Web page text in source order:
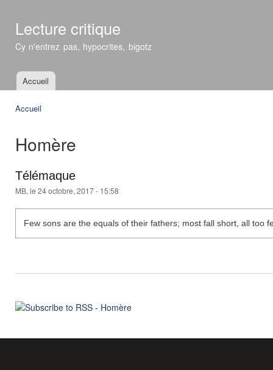
Lecture critique
Cy n'entrez pas, hypocrites, bigotz
Menu principal
Accueil
Accueil
Homère
Télémaque
MB, le 24 octobre, 2017 - 15:58
Few sons are the equals of their fathers; most fall short, all too